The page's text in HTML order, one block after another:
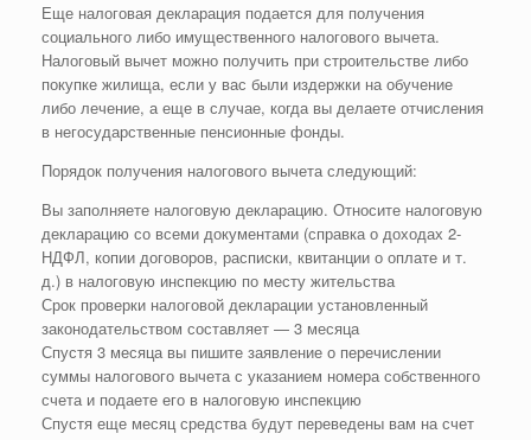
Еще налоговая декларация подается для получения
социального либо имущественного налогового вычета.
Налоговый вычет можно получить при строительстве либо
покупке жилища, если у вас были издержки на обучение
либо лечение, а еще в случае, когда вы делаете отчисления
в негосударственные пенсионные фонды.
Порядок получения налогового вычета следующий:
Вы заполняете налоговую декларацию. Относите налоговую
декларацию со всеми документами (справка о доходах 2-
НДФЛ, копии договоров, расписки, квитанции о оплате и т.
д.) в налоговую инспекцию по месту жительства
Срок проверки налоговой декларации установленный
законодательством составляет — 3 месяца
Спустя 3 месяца вы пишите заявление о перечислении
суммы налогового вычета с указанием номера собственного
счета и подаете его в налоговую инспекцию
Спустя еще месяц средства будут переведены вам на счет